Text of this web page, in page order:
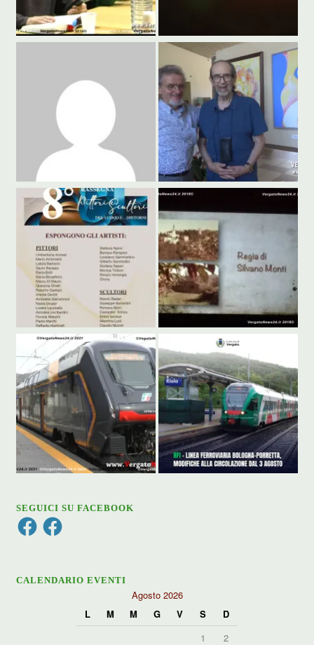
SEGUICI SU FACEBOOK
FacebookFacebook
CALENDARIO EVENTI
Agosto 2026
L
M M G V S
D
1
2